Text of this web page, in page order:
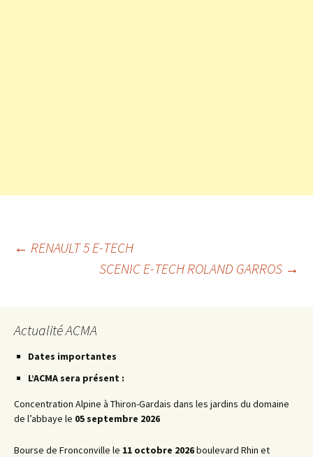
Navigation
articles
← RENAULT 5 E-TECH
SCENIC E-TECH ROLAND GARROS →
Actualité ACMA
Dates importantes
L’ACMA sera présent :
Concentration Alpine à Thiron-Gardais dans les jardins du domaine
de l’abbaye le 05 septembre 2026
Bourse de Fronconville le 11 octobre 2026boulevard Rhin et